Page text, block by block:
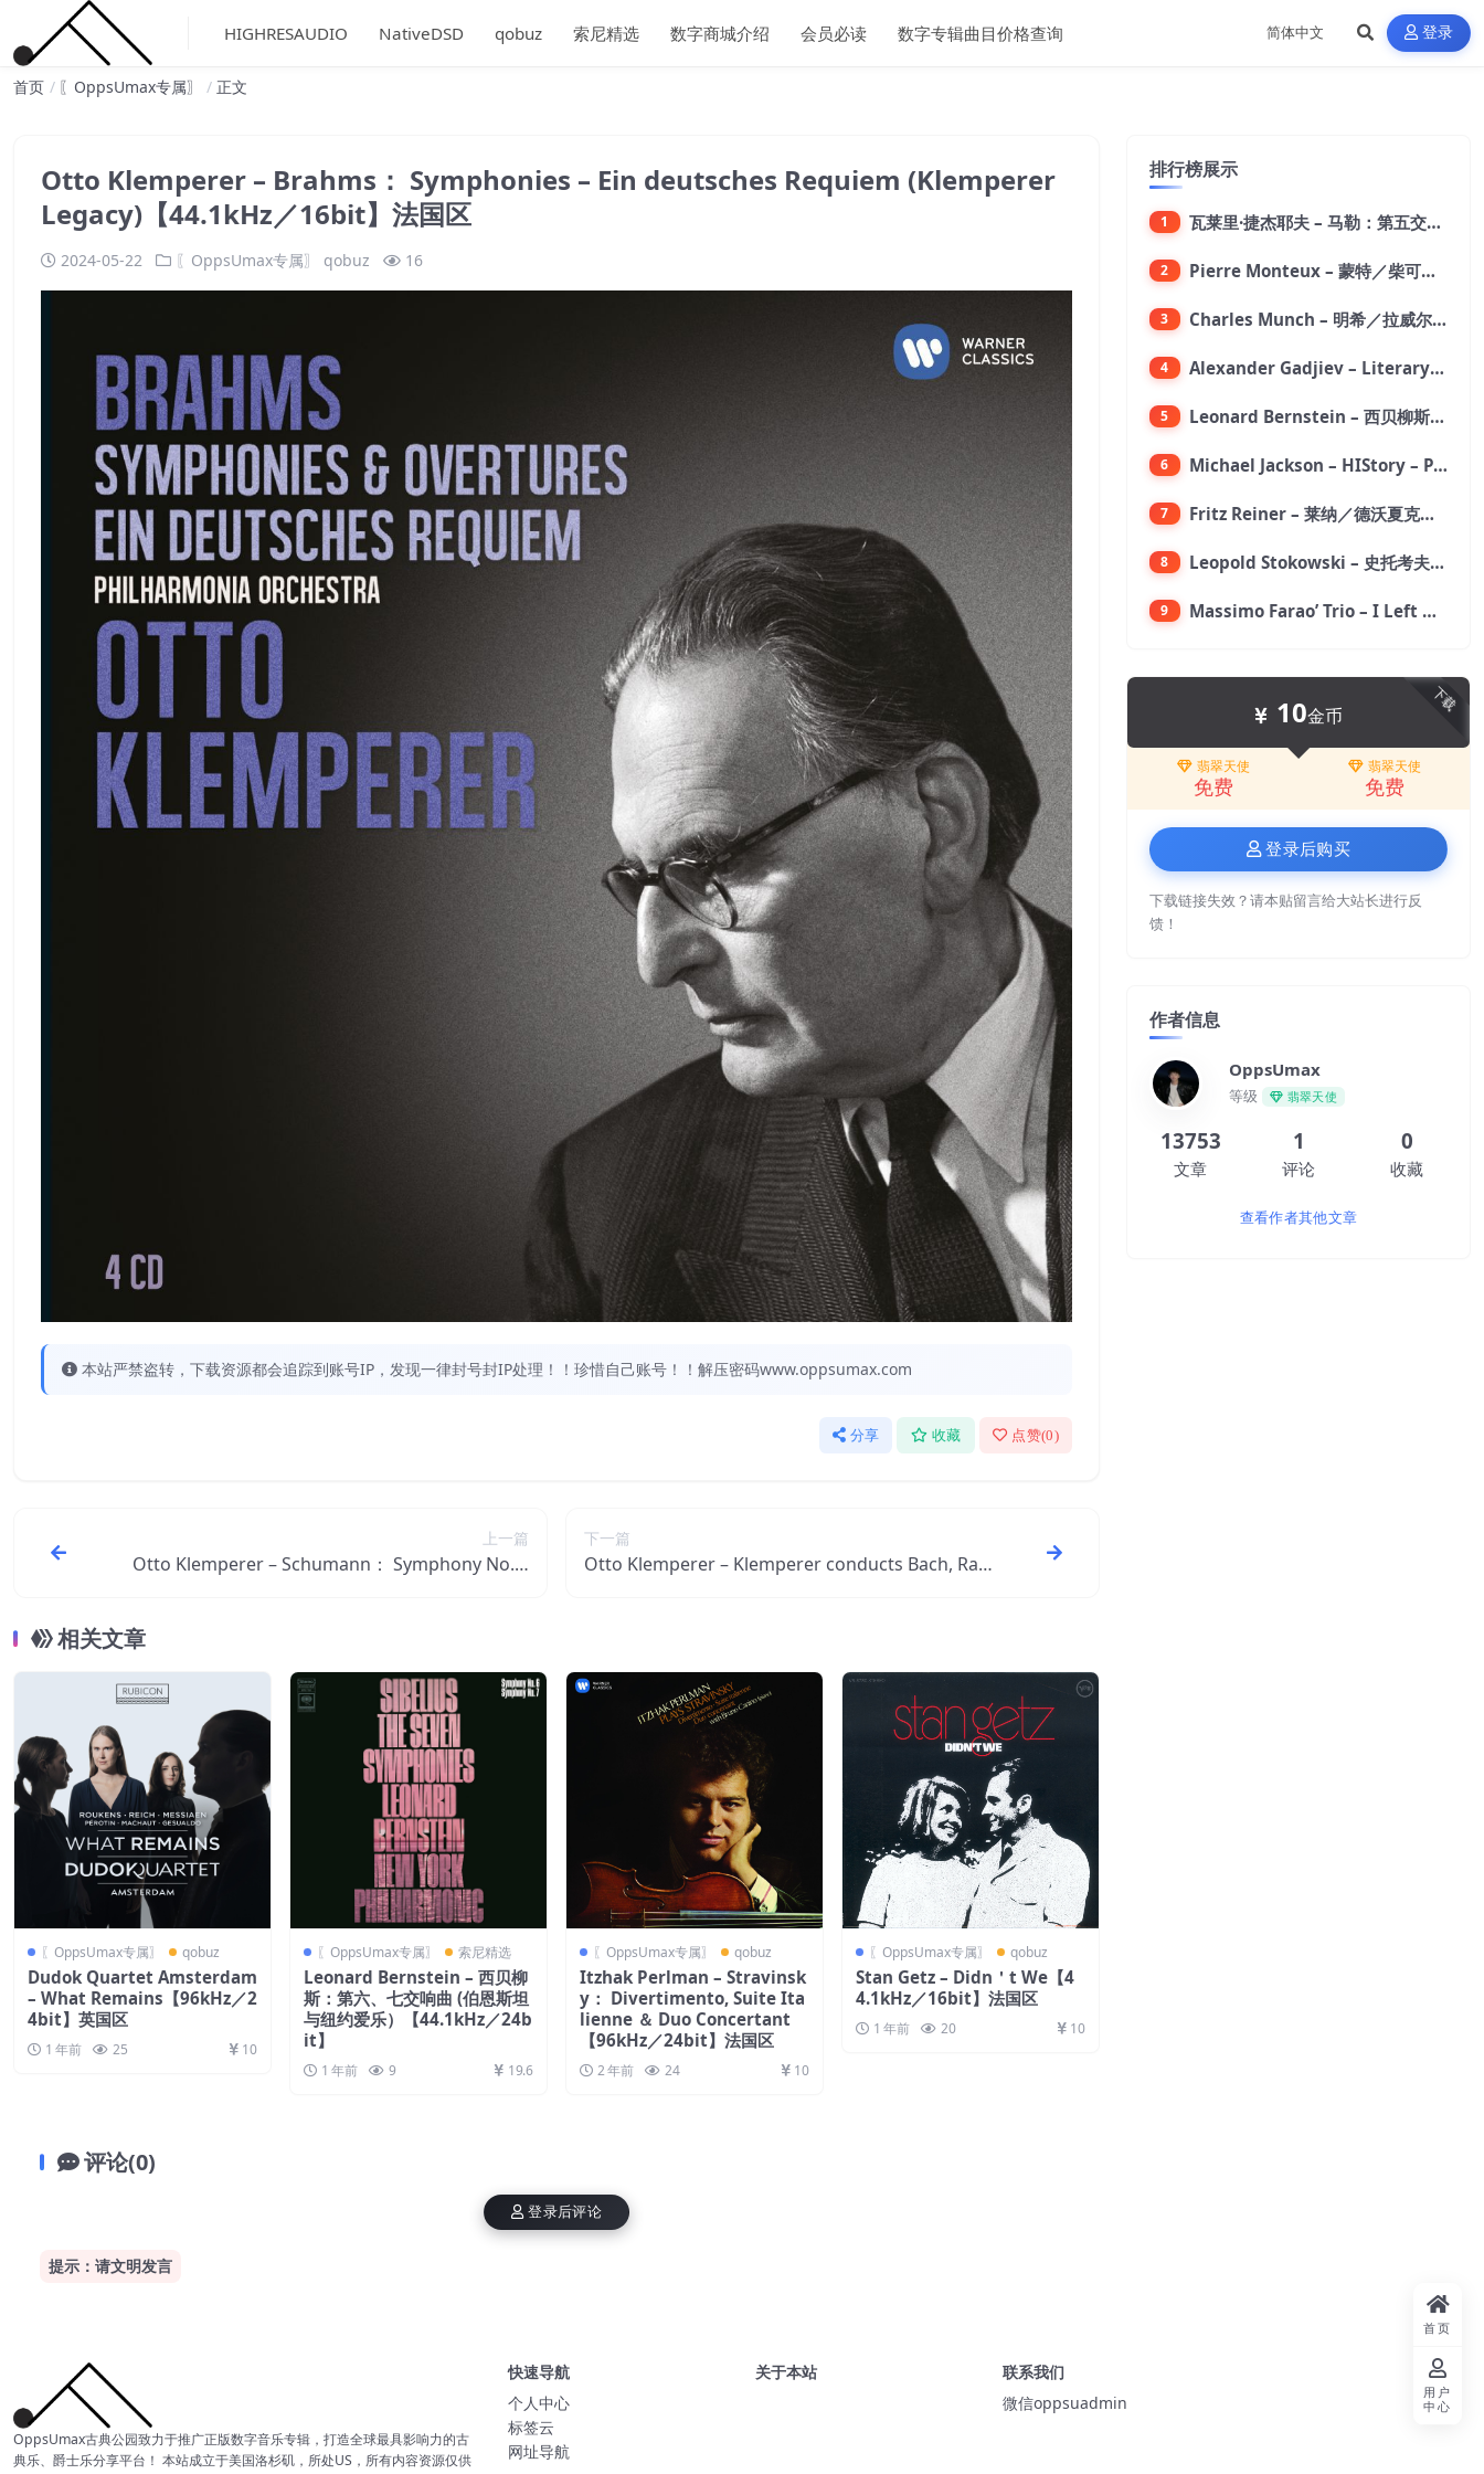
HIGHRESAUDIO NativeDSD qobuz 索尼精选 数字商城介绍 会员必读 数字专辑曲目价格查询 登录
首页 〖OppsUmax专属〗 正文
Otto Klemperer – Brahms： Symphonies – Ein deutsches Requiem (Klemperer
Legacy)【44.1kHz／16bit】法国区
2024-05-22 〖OppsUmax专属〗 qobuz 16
本站严禁盗转，下载资源都会追踪到账号IP，发现一律封号封IP处理！！珍惜自己账号！！解压密码www.oppsumax.com
分享 收藏 点赞(0)
上一篇
Otto Klemperer – Schumann： Symphony No. 3
下一篇
Otto Klemperer – Klemperer conducts Bach, Ra
相关文章
〖OppsUmax专属〗 qobuz
Dudok Quartet Amsterdam
– What Remains【96kHz／2
4bit】英国区
1 年前 25 10
〖OppsUmax专属〗 索尼精选
Leonard Bernstein – 西贝柳
斯：第六、七交响曲 (伯恩斯坦
与纽约爱乐）【44.1kHz／24b
it】
1 年前 9 19.6
〖OppsUmax专属〗 qobuz
Itzhak Perlman – Stravinsk
y： Divertimento, Suite Ita
lienne ＆ Duo Concertant
【96kHz／24bit】法国区
2 年前 24 10
〖OppsUmax专属〗 qobuz
Stan Getz – Didn＇t We【4
4.1kHz／16bit】法国区
1 年前 20 10
评论(0)
提示：请文明发言
登录后评论
排行榜展示
1 瓦莱里·捷杰耶夫 – 马勒：第五交响曲【96kHz／24bit】
2 Pierre Monteux – 蒙特／柴可夫斯基：第六交响曲【176.4kHz／24bit】
3 Charles Munch – 明希／拉威尔：波莱罗舞曲【176.4kHz／24bit】
4 Alexander Gadjiev – Literary Fantasies【FLAC 192】
5 Leonard Bernstein – 西贝柳斯：芬兰颂／格里格：培尔·金特组曲【44.1kHz／24bit】
6 Michael Jackson – HIStory – PAST, PRESENT AND FUTURE – BOOK I【96kHz／24bit】
7 Fritz Reiner – 莱纳／德沃夏克：第九交响曲【176.4kHz／24bit】
8 Leopold Stokowski – 史托考夫斯基：狂想曲【176.4kHz／24bit】
9 Massimo Farao’ Trio – I Left My Heart In San Francisco (2.8MHz DSD)【2.8MHz／1bit】
下载
10金币
翡翠天使
免费
翡翠天使
免费
登录后购买
下载链接失效？请本贴留言给大站长进行反
馈！
作者信息
OppsUmax
等级 翡翠天使
13753
文章
1
评论
0
收藏
查看作者其他文章
OppsUmax古典公园致力于推广正版数字音乐专辑，打造全球最具影响力的古
典乐、爵士乐分享平台！ 本站成立于美国洛杉矶，所处US，所有内容资源仅供
快速导航
个人中心
标签云
网址导航
关于本站
联系我们
微信oppsuadmin
首页
用户
中心